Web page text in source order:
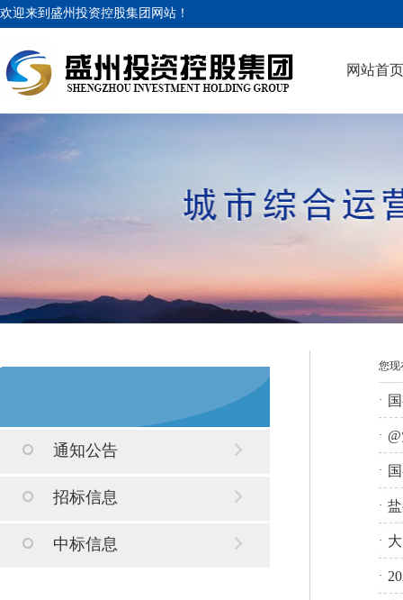
欢迎来到盛州投资控股集团网站！
网站首页
通知公告
招标信息
中标信息
您
·
·
·
·
·
·